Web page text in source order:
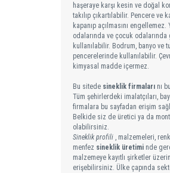
haşeraye karşı kesin ve doğal
takılıp çıkartılabilir. Pencere ve
kapanıp açılmasını engellemez.
odalarında ve çocuk odalarında
kullanılabilir. Bodrum, banyo ve
pencerelerinde kullanılabilir.
kimyasal madde içermez.
Bu sitede sineklik firmaları nı
Tüm şehirlerdeki imalatçıları,
firmalara bu sayfadan erişim
Belkide siz de üretici ya da
olabilirsiniz.
Sineklik profili , malzemeleri,
menfez sineklik üretimi nde
malzemeye kayıtlı şirketler
erişebilirsiniz. Ülke çapında